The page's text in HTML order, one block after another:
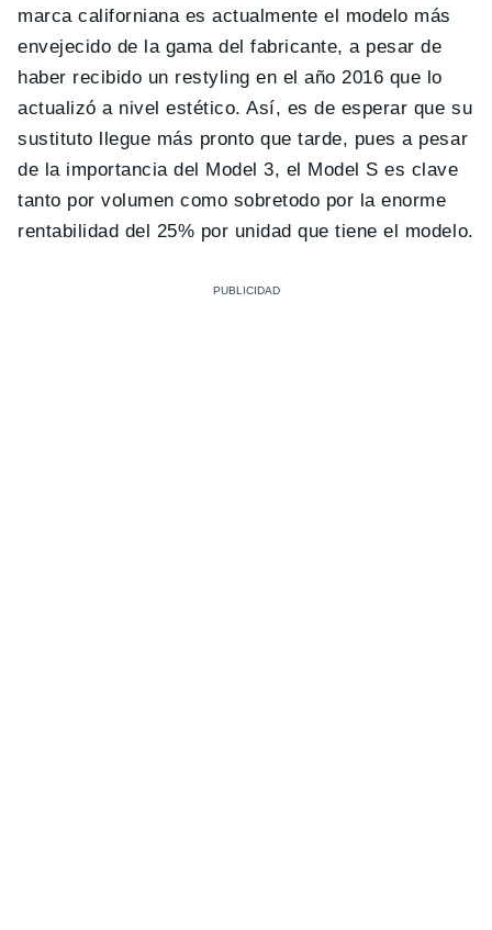
marca californiana es actualmente el modelo más
envejecido de la gama del fabricante, a pesar de
haber recibido un restyling en el año 2016 que lo
actualizó a nivel estético. Así, es de esperar que su
sustituto llegue más pronto que tarde, pues a pesar
de la importancia del Model 3, el Model S es clave
tanto por volumen como sobretodo por la enorme
rentabilidad del 25% por unidad que tiene el modelo.